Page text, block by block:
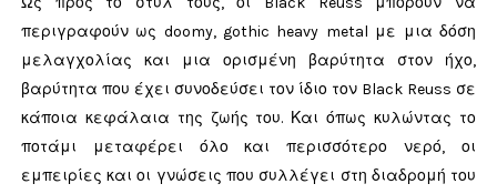
περιγραφούν ως doomy, gothic heavy metal με μια δόση
μελαγχολίας και μια ορισμένη βαρύτητα στον ήχο,
βαρύτητα που έχει συνοδεύσει τον ίδιο τον Black Reuss σε
κάποια κεφάλαια της ζωής του. Και όπως κυλώντας το
ποτάμι μεταφέρει όλο και περισσότερο νερό, οι
εμπειρίες και οι γνώσεις που συλλέγει στη διαδρομή του